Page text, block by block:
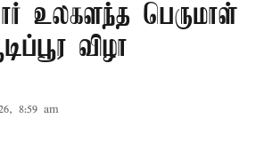
உலகளந்த பெருமாள்
விழா
8:59 am